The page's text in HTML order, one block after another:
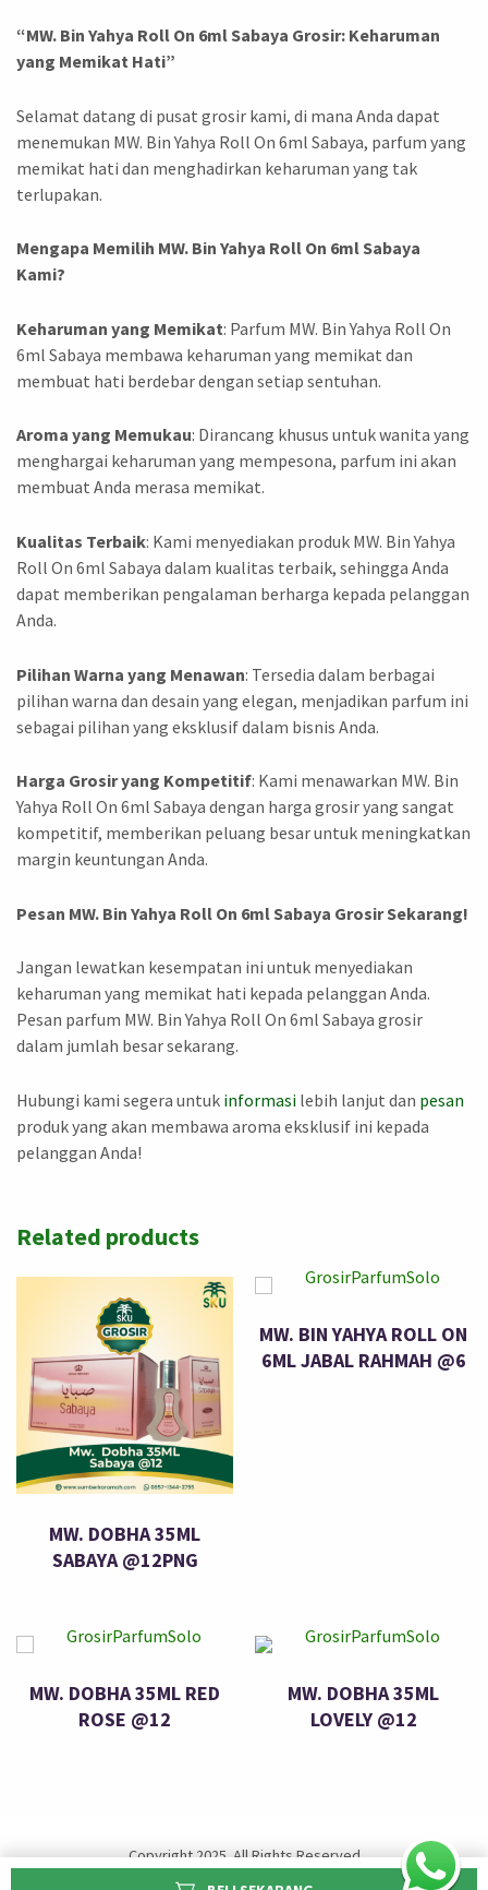
“MW. Bin Yahya Roll On 6ml Sabaya Grosir: Keharuman
yang Memikat Hati”
Selamat datang di pusat grosir kami, di mana Anda dapat
menemukan MW. Bin Yahya Roll On 6ml Sabaya, parfum yang
memikat hati dan menghadirkan keharuman yang tak
terlupakan.
Mengapa Memilih MW. Bin Yahya Roll On 6ml Sabaya
Kami?
Keharuman yang Memikat: Parfum MW. Bin Yahya Roll On
6ml Sabaya membawa keharuman yang memikat dan
membuat hati berdebar dengan setiap sentuhan.
Aroma yang Memukau: Dirancang khusus untuk wanita yang
menghargai keharuman yang mempesona, parfum ini akan
membuat Anda merasa memikat.
Kualitas Terbaik: Kami menyediakan produk MW. Bin Yahya
Roll On 6ml Sabaya dalam kualitas terbaik, sehingga Anda
dapat memberikan pengalaman berharga kepada pelanggan
Anda.
Pilihan Warna yang Menawan: Tersedia dalam berbagai
pilihan warna dan desain yang elegan, menjadikan parfum ini
sebagai pilihan yang eksklusif dalam bisnis Anda.
Harga Grosir yang Kompetitif: Kami menawarkan MW. Bin
Yahya Roll On 6ml Sabaya dengan harga grosir yang sangat
kompetitif, memberikan peluang besar untuk meningkatkan
margin keuntungan Anda.
Pesan MW. Bin Yahya Roll On 6ml Sabaya Grosir Sekarang!
Jangan lewatkan kesempatan ini untuk menyediakan
keharuman yang memikat hati kepada pelanggan Anda.
Pesan parfum MW. Bin Yahya Roll On 6ml Sabaya grosir
dalam jumlah besar sekarang.
Hubungi kami segera untuk informasi lebih lanjut dan pesan
produk yang akan membawa aroma eksklusif ini kepada
pelanggan Anda!
Related products
MW. DOBHA 35ML
SABAYA @12PNG
MW. BIN YAHYA ROLL ON
6ML JABAL RAHMAH @6
MW. DOBHA 35ML RED
ROSE @12
MW. DOBHA 35ML
LOVELY @12
Copyright 2025. All Rights Reserved
Designed bySumber Karamah Utama